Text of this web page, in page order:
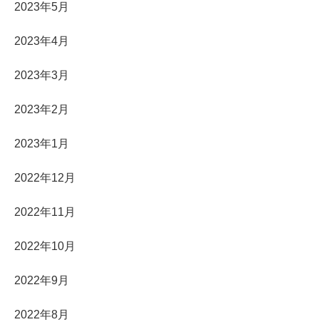
2023年5月
2023年4月
2023年3月
2023年2月
2023年1月
2022年12月
2022年11月
2022年10月
2022年9月
2022年8月